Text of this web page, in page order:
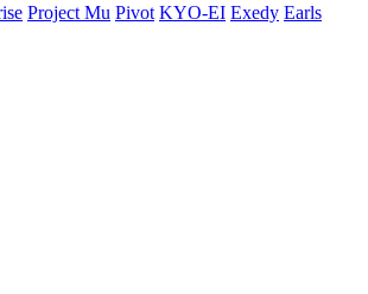
Project Mu Pivot KYO-EI Exedy Earls